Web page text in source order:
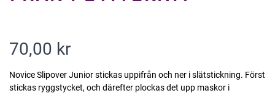
70,00 kr
Novice Slipover Junior stickas uppifrån och ner i slätstickning. Först
stickas ryggstycket, och därefter plockas det upp maskor i